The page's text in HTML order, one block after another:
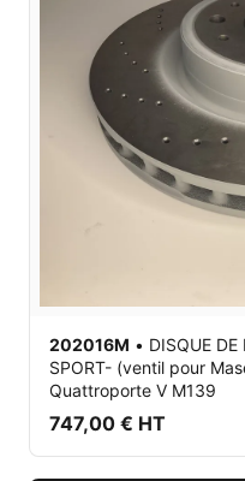
202016M • DISQUE
SPORT- (ventil pour
Quattroporte V M139
747,00 € HT